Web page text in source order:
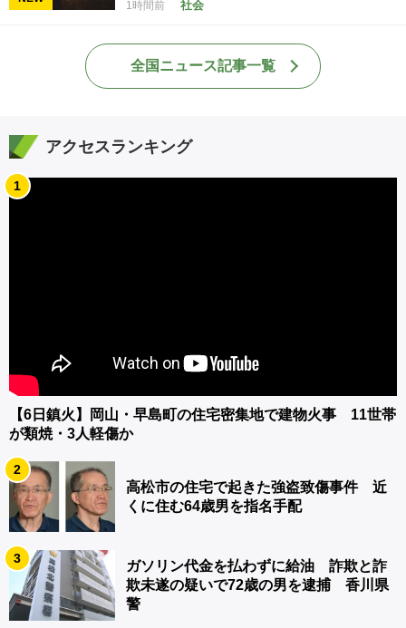
1時間前 社会
全国ニュース記事一覧
アクセスランキング
1
【6日鎮火】岡山・早島町の住宅密集地で建物火事 11世帯
が類焼・3人軽傷か
2
高松市の住宅で起きた強盗致傷事件 近
くに住む64歳男を指名手配
3
ガソリン代金を払わずに給油 詐欺と詐
欺未遂の疑いで72歳の男を逮捕 香川県
警